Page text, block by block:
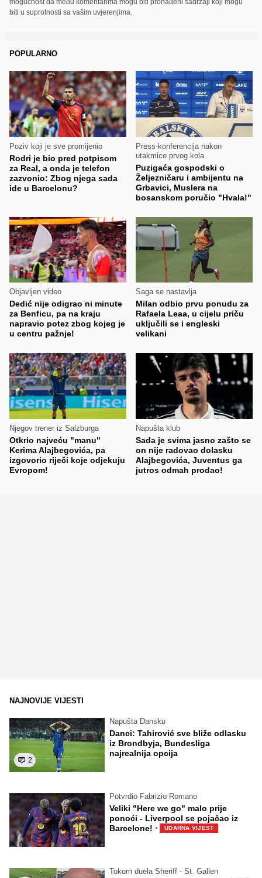
mogućnost da među komentarima mogu biti pronađeni sadržaji koji mogu
biti u suprotnosti sa vašim uvjerenjima.
POPULARNO
Poziv koji je sve promijenio
Rodri je bio pred potpisom
za Real, a onda je telefon
zazvonio: Zbog njega sada
ide u Barcelonu?
Press-konferencija nakon
utakmice prvog kola
Puzigaća gospodski o
Željezničaru i ambijentu na
Grbavici, Muslera na
bosanskom poručio "Hvala!"
Objavljen video
Dedić nije odigrao ni minute
za Benficu, pa na kraju
napravio potez zbog kojeg je
u centru pažnje!
Saga se nastavlja
Milan odbio prvu ponudu za
Rafaela Leaa, u cijelu priču
uključili se i engleski
velikani
Njegov trener iz Salzburga
Otkrio najveću "manu"
Kerima Alajbegovića, pa
izgovorio riječi koje odjekuju
Evropom!
Napušta klub
Sada je svima jasno zašto se
on nije radovao dolasku
Alajbegovića, Juventus ga
jutros odmah prodao!
NAJNOVIJE VIJESTI
2
Napušta Dansku
Danci: Tahirović sve bliže odlasku
iz Brondbyja, Bundesliga
najrealnija opcija
Potvrdio Fabrizio Romano
Veliki "Here we go" malo prije
ponoći - Liverpool se pojačao iz
Barcelone! · UDARNA VIJEST
Tokom duela Sheriff - St. Gallen